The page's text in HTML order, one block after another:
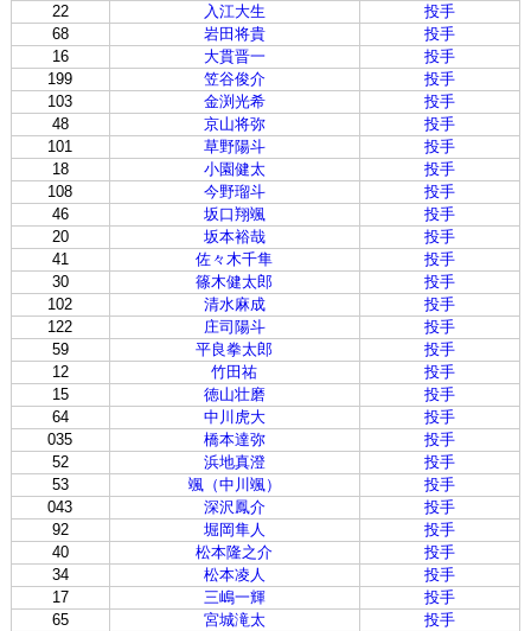
22
入江大生
投手
68
岩田将貴
投手
16
大貫晋一
投手
199
笠谷俊介
投手
103
金渕光希
投手
48
京山将弥
投手
101
草野陽斗
投手
18
小園健太
投手
108
今野瑠斗
投手
46
坂口翔颯
投手
20
坂本裕哉
投手
41
佐々木千隼
投手
30
篠木健太郎
投手
102
清水麻成
投手
122
庄司陽斗
投手
59
平良拳太郎
投手
12
竹田祐
投手
15
徳山壮磨
投手
64
中川虎大
投手
035
橋本達弥
投手
52
浜地真澄
投手
53
颯（中川颯）
投手
043
深沢鳳介
投手
92
堀岡隼人
投手
40
松本隆之介
投手
34
松本凌人
投手
17
三嶋一輝
投手
65
宮城滝太
投手